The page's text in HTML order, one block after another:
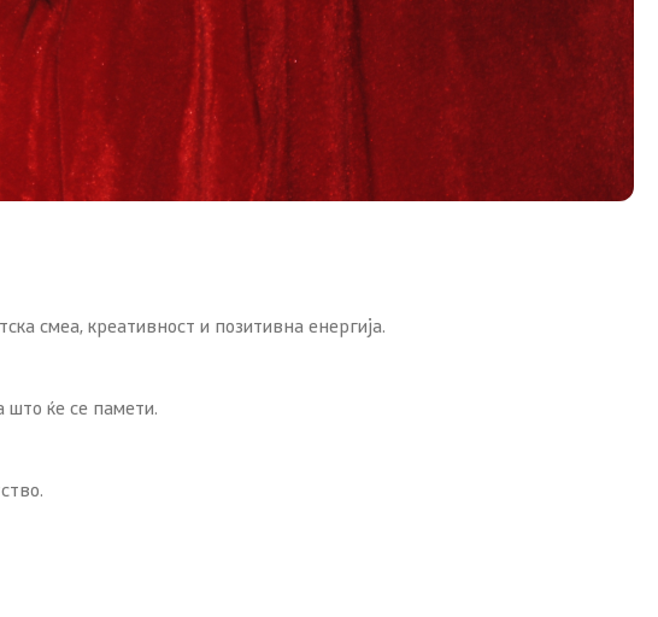
Со еден клик до сите услуги
смеа, креативност и позитивна енергија.
што ќе се памети.